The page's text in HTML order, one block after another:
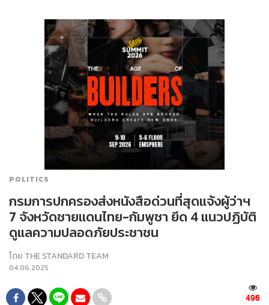
POLITICS
กรมการปกครองส่งหนังสือด่วนที่สุดแจ้งผู้ว่าฯ
7 จังหวัดชายแดนไทย-กัมพูชา ยึด 4 แนวปฏิบัติ
ดูแลความปลอดภัยประชาชน
โดย THE STANDARD TEAM
04.06.2025
496